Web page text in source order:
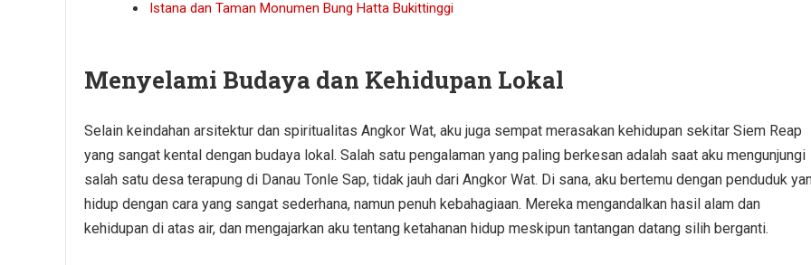
Istana dan Taman Monumen Bung Hatta Bukittinggi
Menyelami Budaya dan Kehidupan Lokal
Selain keindahan arsitektur dan spiritualitas Angkor Wat, aku juga sempat merasakan kehidupan sekitar Siem Reap
yang sangat kental dengan budaya lokal. Salah satu pengalaman yang paling berkesan adalah saat aku mengunjungi
salah satu desa terapung di Danau Tonle Sap, tidak jauh dari Angkor Wat. Di sana, aku bertemu dengan penduduk
hidup dengan cara yang sangat sederhana, namun penuh kebahagiaan. Mereka mengandalkan hasil alam dan
kehidupan di atas air, dan mengajarkan aku tentang ketahanan hidup meskipun tantangan datang silih berganti.